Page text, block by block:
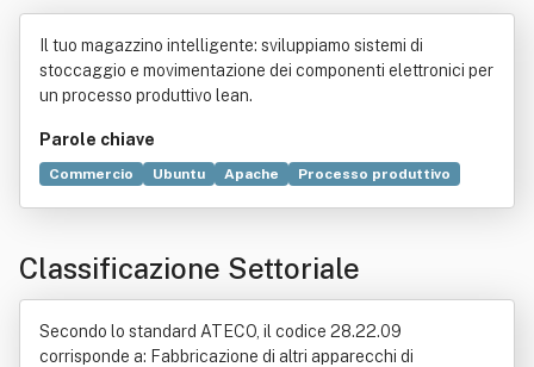
Il tuo magazzino intelligente: sviluppiamo sistemi di
stoccaggio e movimentazione dei componenti elettronici per
un processo produttivo lean.
Parole chiave
Commercio Ubuntu Apache
Processo produttivo
Rappresentanza
Sito web
Contratto di agenzia
Industria
Classificazione Settoriale
Secondo lo standard ATECO, il codice 28.22.09
corrisponde a: Fabbricazione di altri apparecchi di